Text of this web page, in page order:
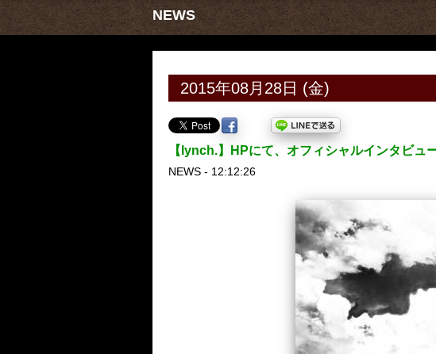
NEWS
2015年08月28日 (金)
【lynch.】HPにて、オフィシャルインタビュ
NEWS - 12:12:26